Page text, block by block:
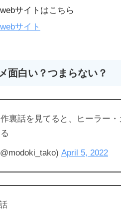
サイトはこちら
サイト
面白い？つまらない？
裏話を見てると、ヒーラー
April 5, 2022